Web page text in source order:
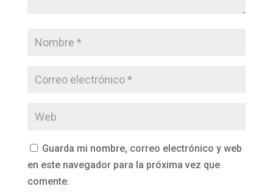
Guarda mi nombre, correo electrónico y web
en este navegador para la próxima vez que
comente.